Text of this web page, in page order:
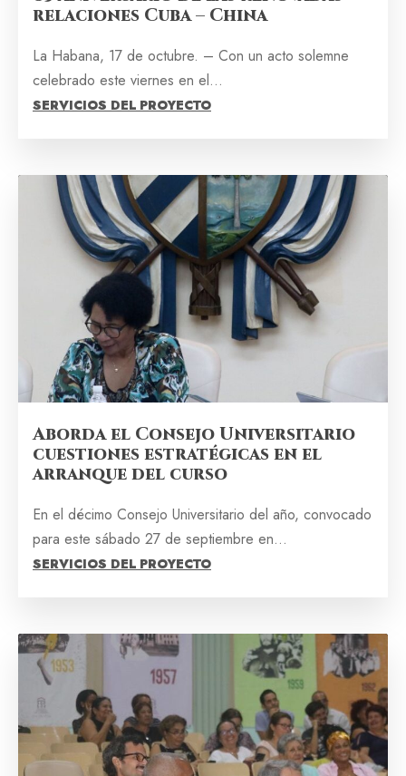
relaciones Cuba – China
La Habana, 17 de octubre. – Con un acto solemne
celebrado este viernes en el...
SERVICIOS DEL PROYECTO
Aborda el Consejo Universitario
cuestiones estratégicas en el
arranque del curso
En el décimo Consejo Universitario del año, convocado
para este sábado 27 de septiembre en...
SERVICIOS DEL PROYECTO